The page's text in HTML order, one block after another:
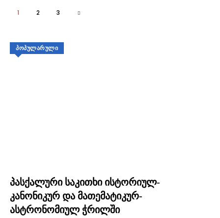
1 2 3
ᲞᲝᲞᲣᲚᲐᲠᲣᲚᲘ
პასქალური საკითხი ისტორიულ-
კანონიკურ და მათემატიკურ-
ასტრონომიულ ჭრილში